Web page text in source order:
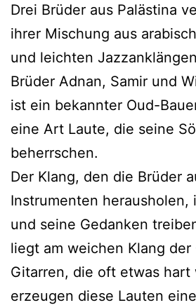
Drei Brüder aus Palästina
ihrer Mischung aus
und leichten
Brüder Adnan, Samir und
ist ein bekannter Oud-
eine Art Laute, die seine
beherrschen.
Der Klang, den die Brüder
Instrumenten herausholen,
und seine Gedanken
liegt am weichen Klang der
Gitarren, die oft etwas hart
erzeugen diese Lauten